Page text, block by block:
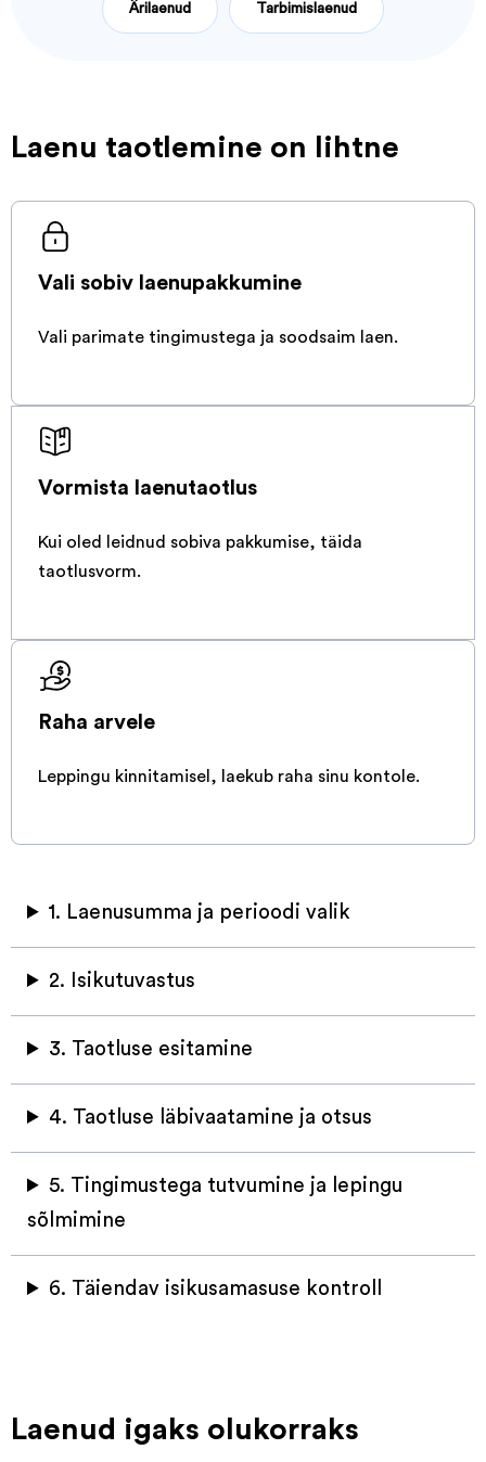
Ärilaenud Tarbimislaenud
Laenu taotlemine on lihtne
Vali sobiv laenupakkumine
Vali parimate tingimustega ja soodsaim laen.
Vormista laenutaotlus
Kui oled leidnud sobiva pakkumise, täida
taotlusvorm.
Raha arvele
Leppingu kinnitamisel, laekub raha sinu kontole.
1. Laenusumma ja perioodi valik
2. Isikutuvastus
3. Taotluse esitamine
4. Taotluse läbivaatamine ja otsus
5. Tingimustega tutvumine ja lepingu
sõlmimine
6. Täiendav isikusamasuse kontroll
Laenud igaks olukorraks